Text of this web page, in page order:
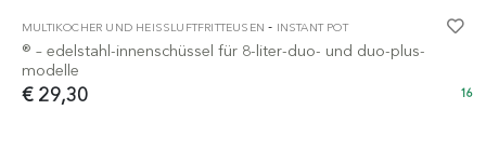
MULTIKOCHER UND HEISSLUFTFRITTEUSEN - INSTANT POT
® – edelstahl-innenschüssel für 8-liter-duo- und duo-plus-
modelle
€ 29,30 16